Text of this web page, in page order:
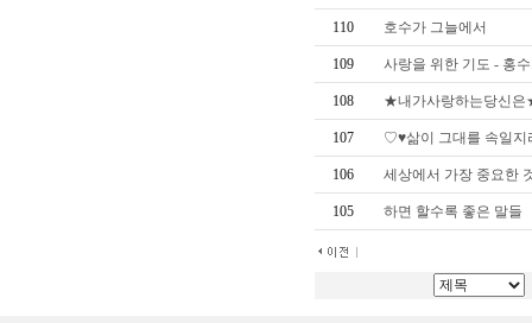
110 호수가 그늘에서
109 사랑을 위한 기도 - 홍
108 ★내가사랑하는당신
107 ♡♥삶이 그대를 속일
106 세상에서 가장 중요한
105 하면 할수록 좋은 말들